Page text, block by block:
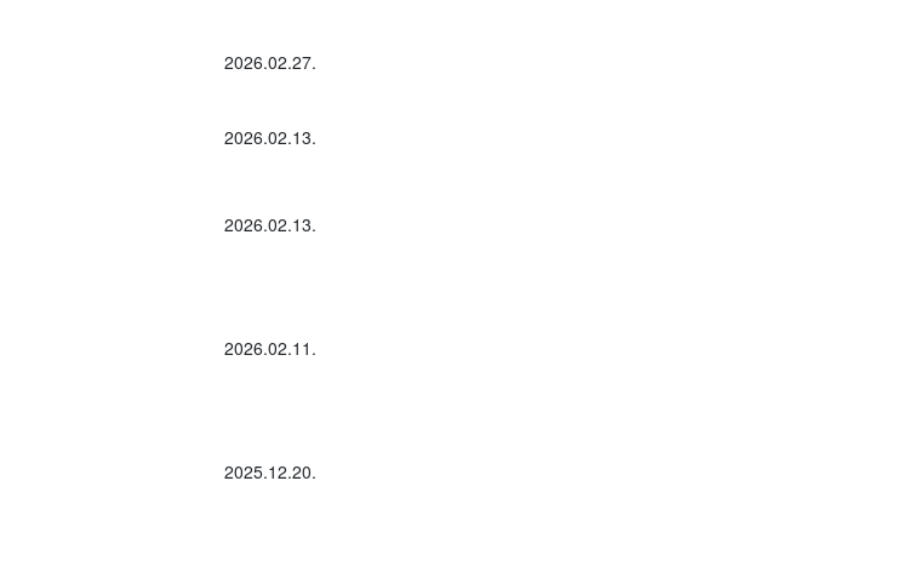
2026.02.27.
2026.02.13.
2026.02.13.
2026.02.11.
2025.12.20.